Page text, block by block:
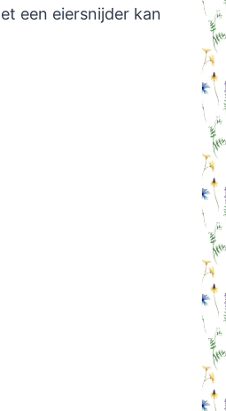
een eiersnijder kan